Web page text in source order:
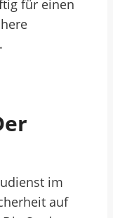
für einen
im
auf